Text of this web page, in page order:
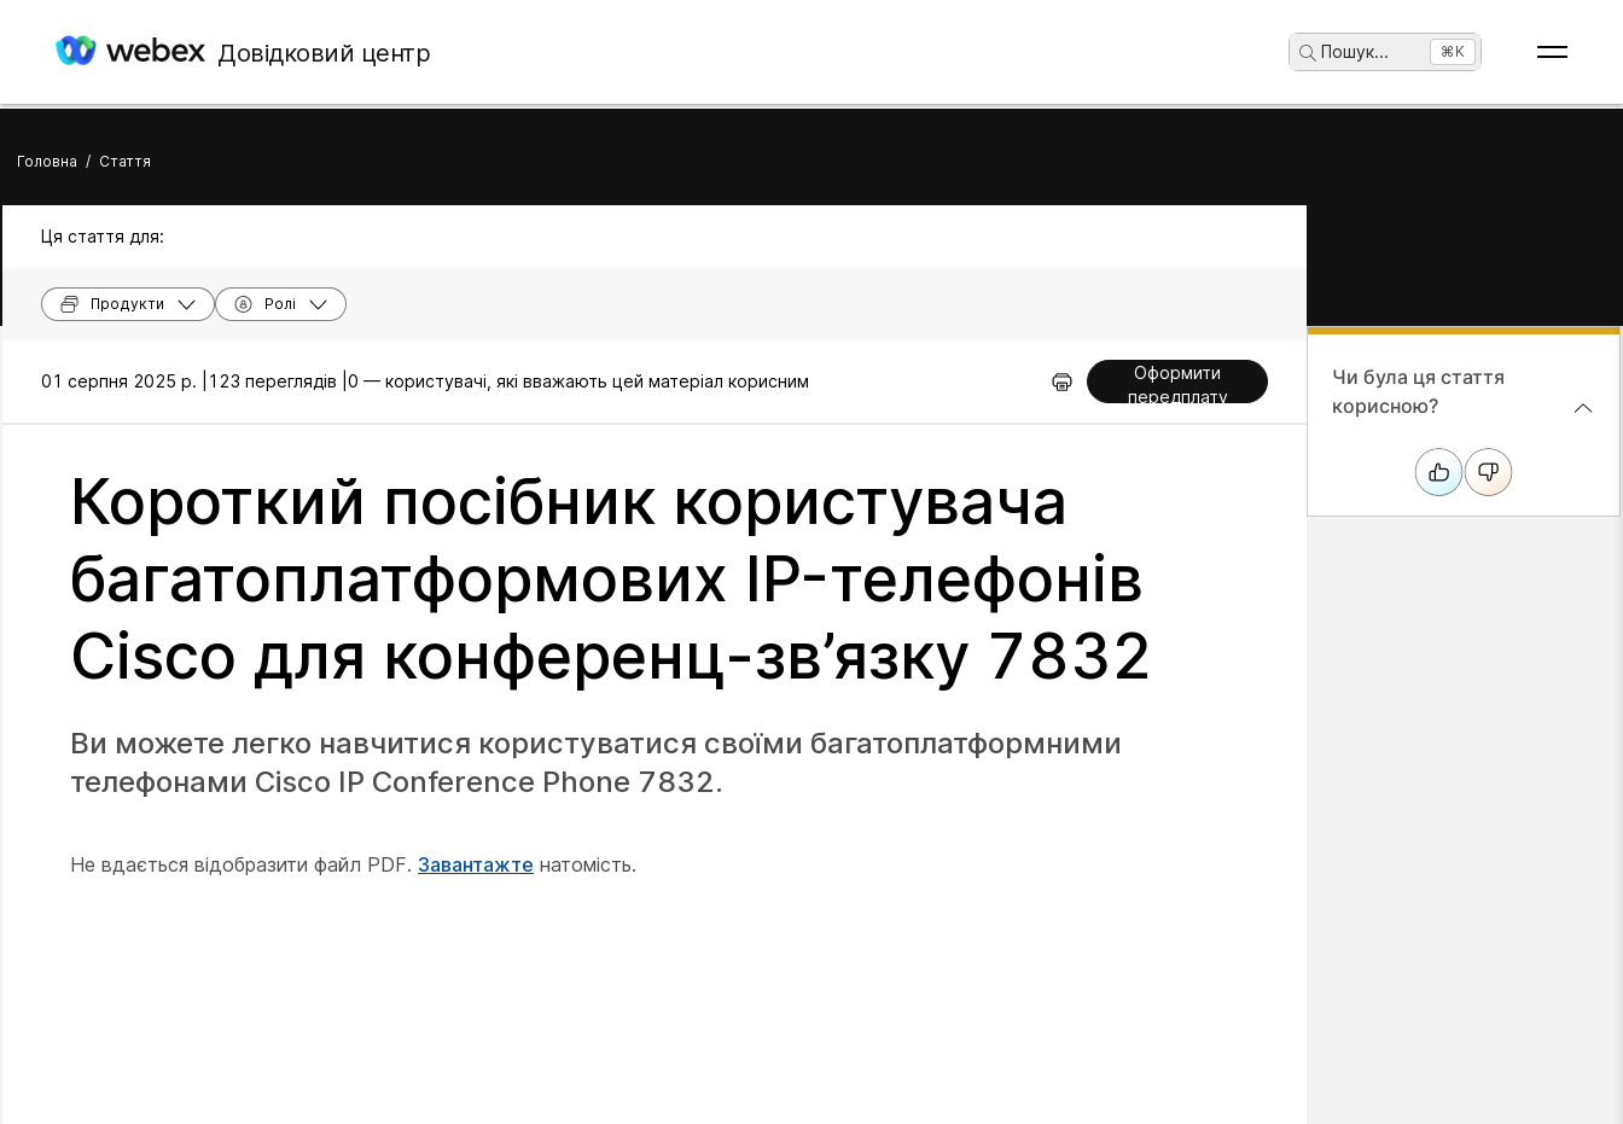
Довідковий центр Пошук... ⌘K
Головна / Стаття
Ця стаття для:
Продукти Ролі
01 серпня 2025 р. | 123 переглядів | 0 — користувачі, які вважають цей матеріал корисним
Оформити
передплату
Короткий посібник користувача
багатоплатформових IP-телефонів
Cisco для конференц-зв’язку 7832
Ви можете легко навчитися користуватися своїми багатоплатформними
телефонами Cisco IP Conference Phone 7832.
Не вдається відобразити файл PDF. Завантажте натомість.
Чи була ця стаття
корисною?